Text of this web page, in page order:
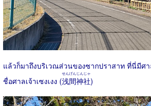
แล้วก็มาถึงบริเวณส่วนของซากปราสาท ที่นี่มีศา
ชื่อศาลเจ้าเซงเงง (浅間神社
せんげんじんじゃ
)